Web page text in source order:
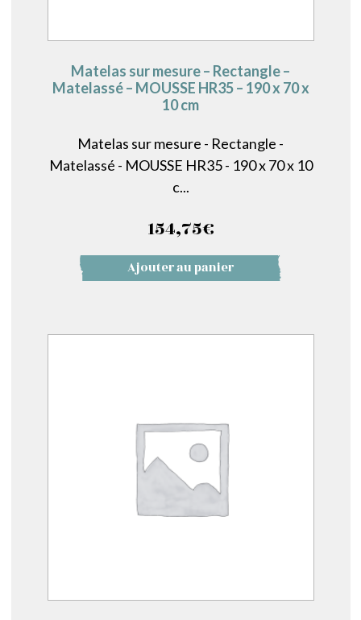
Matelas sur mesure – Rectangle –
Matelassé – MOUSSE HR35 – 190 x 70 x
10 cm
Matelas sur mesure - Rectangle -
Matelassé - MOUSSE HR35 - 190 x 70 x 10
c...
154,75€
Ajouter au panier